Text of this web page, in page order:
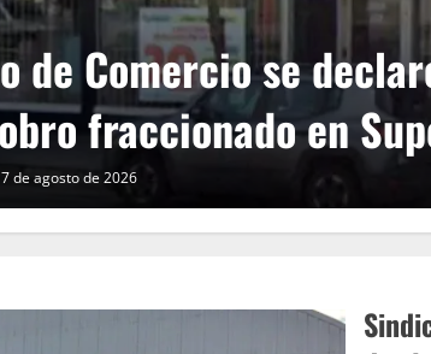
LOCALES
Rigen dos alertas
fuertes vientos en
Noticiasmdp 6 de agosto de 2026